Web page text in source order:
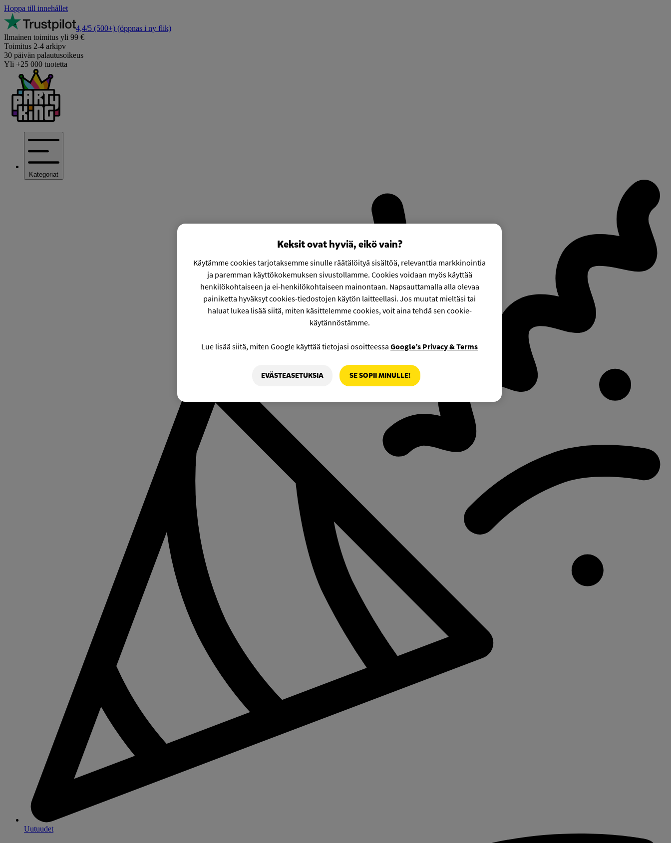
Hoppa till innehållet
4,4/5 (500+) (öppnas i ny flik)
Ilmainen toimitus yli 99 €
Toimitus 2-4 arkipv
30 päivän palautusoikeus
Yli +25 000 tuotetta
Kategoriat
Uutuudet
Keksit ovat hyviä, eikö vain?
Käytämme cookies tarjotaksemme sinulle räätälöityä sisältöä, relevanttia markkinointia
ja paremman käyttökokemuksen sivustollamme. Cookies voidaan myös käyttää
henkilökohtaiseen ja ei-henkilökohtaiseen mainontaan. Napsauttamalla alla olevaa
painiketta hyväksyt cookies-tiedostojen käytön laitteellasi. Jos muutat mieltäsi tai
haluat lukea lisää siitä, miten käsittelemme cookies, voit aina tehdä sen cookie-
käytännöstämme.
Lue lisää siitä, miten Google käyttää tietojasi osoitteessa Google’s Privacy & Terms
EVÄSTEASETUKSIA SE SOPII MINULLE!